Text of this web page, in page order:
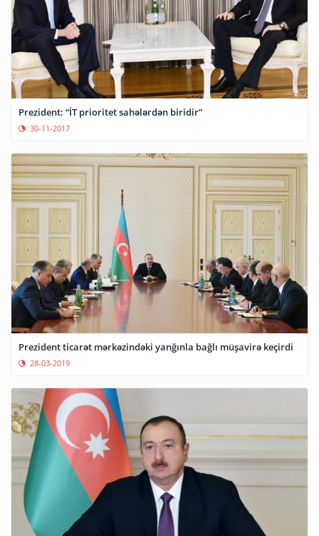
Prezident: “İT prioritet sahələrdən biridir”
30-11-2017
Prezident ticarət mərkəzindəki yanğınla bağlı müşavirə keçirdi
28-03-2019